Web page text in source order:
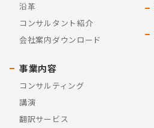
沿革
コンサルタント紹介
会社案内ダウンロード
事業内容
コンサルティング
講演
翻訳サービス